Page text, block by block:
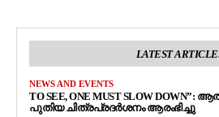
LATEST
NEWS AND EVENTS
TO SEE, ONE MUST SLOW
പുതിയ ചിത്രപ്രദർശനം ആരംഭിച്ചു